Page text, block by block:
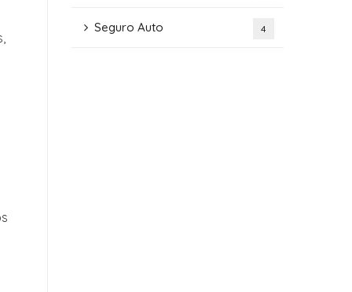
Seguro Auto 4